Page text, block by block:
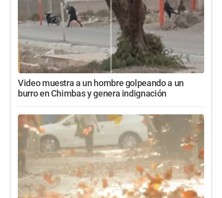
Video muestra a un hombre golpeando a un
burro en Chimbas y genera indignación